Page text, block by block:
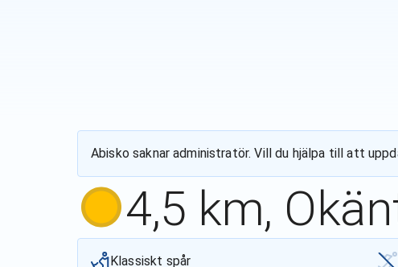
Abisko saknar administratör. Vill du hjälpa till att
4,5 km,
Klassiskt spår